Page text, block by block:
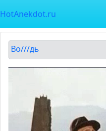
HotAnekdot.ru
Во///дь